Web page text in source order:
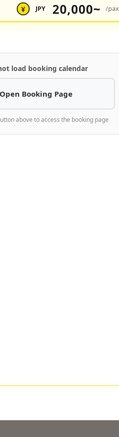
¥ JPY 20,000~ /pax
load booking calendar
Open Booking Page
above to access the booking page